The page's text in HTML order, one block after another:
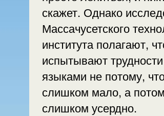
скажет. Однако
Массачусетского
института полагают,
испытывают
языками не потому,
слишком мало, а
слишком усердно.